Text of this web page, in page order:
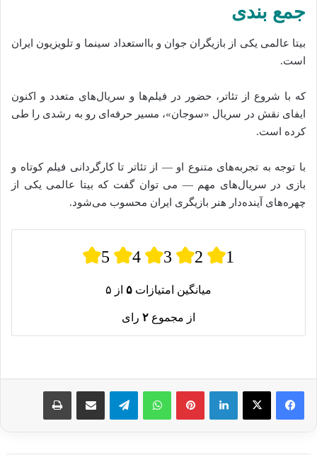
جمع‌ بندی
بیتا عالمی یکی از بازیگران جوان و بااستعداد سینما و تلویزیون ایران
است.
که با شروع از تئاتر، حضور در فیلم‌ها و سریال‌های متعدد و اکنون
ایفای نقش در سریال «سوجان»، مسیر حرفه‌ای رو به رشدی را طی
کرده است.
با توجه به تجربه‌های متنوع او — از تئاتر تا کارگردانی فیلم کوتاه و
بازی در سریال‌های مهم — می‌ توان گفت که بیتا عالمی یکی از
چهره‌های آینده‌دار هنر بازیگری ایران محسوب می‌شود.
5 4 3 2 1
میانگین امتیازات ۵ از ۵
از مجموع ۲ رای
لینکدین پینترستواتس آپ تلگرام اشتراک گذاری از طریق ایمیل چاپ